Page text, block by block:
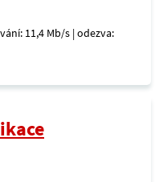
11,4 Mb/s | odezva: